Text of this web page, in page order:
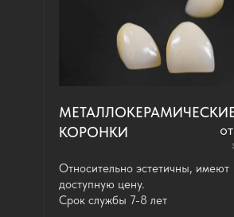
КОРОНКИ
Относительно эстетичны, имеют
доступную цену.
Срок службы 7-8 лет